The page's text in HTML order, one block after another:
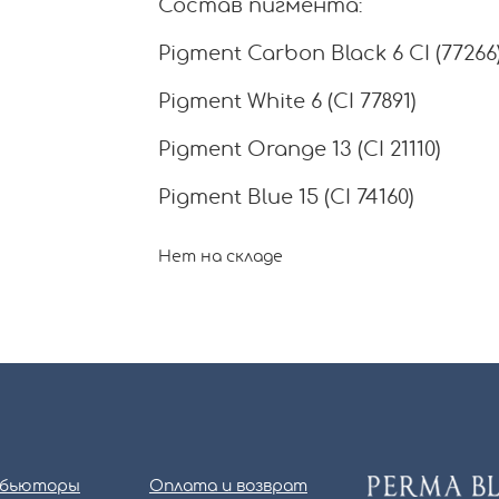
Состав пигмента:
Pigment Carbon Black 6 CI
Pigment White 6 (CI 77891)
Pigment Orange 13 (CI 21110)
Pigment Blue 15 (CI 74160)
Нет на складе
Оплата и возврат